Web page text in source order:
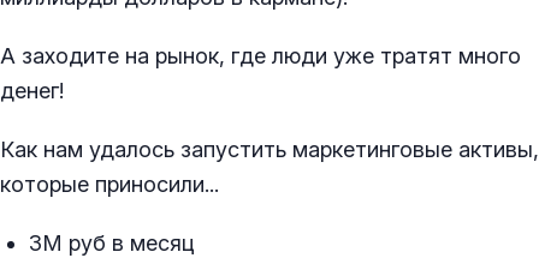
А заходите на рынок, где люди уже тратят много
денег!
Как нам удалось запустить маркетинговые активы,
которые приносили...
3М руб в месяц